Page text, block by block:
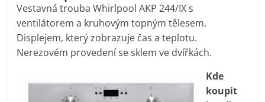
pračky,
televize,
Vestavná trouba Whirlpool AKP 244/IX s
ventilátorem a kruhovým topným tělesem.
Displejem, který zobrazuje čas a teplotu.
Nerezovém provedení se sklem ve dvířkách.
Kde
koupit